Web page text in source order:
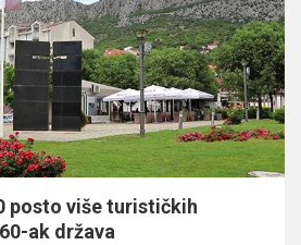
posto više turističkih
ak država